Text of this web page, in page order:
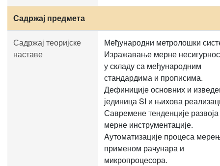
Садржај предмета
Садржај теоријске
наставе
Међународни метролошки
Изражавање мерне
у складу са међународним
стандардима и прописима.
Дефиниције основних и
јединица SI и њихова
Савремене тенденције развоја
мерне инструментације.
Aутоматизације процеса
применом рачунара и
микропроцесора.